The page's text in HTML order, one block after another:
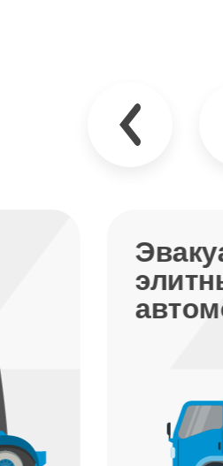
Эвакуатор для
автомобилей